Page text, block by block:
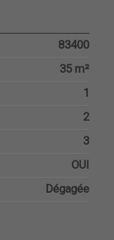
83400
35 m²
1
2
3
OUI
Dégagée